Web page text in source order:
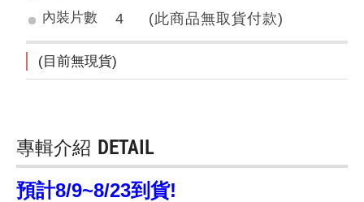
內裝片數 4 (此商品無取貨付款)
(目前無現貨)
專輯介紹 DETAIL
預計8/9~8/23到貨!